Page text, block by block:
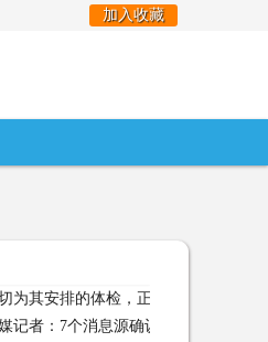
加入收藏
为其安排的体检，正等待沙特的放行
记者：7个消息源确认他说过